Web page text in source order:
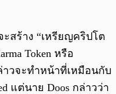
ะสร้าง “เหรียญคริปโต
Token หรือ
าวจะทำหน้าที่เหมือนกับ
แต่นาย Doos กล่าวว่า